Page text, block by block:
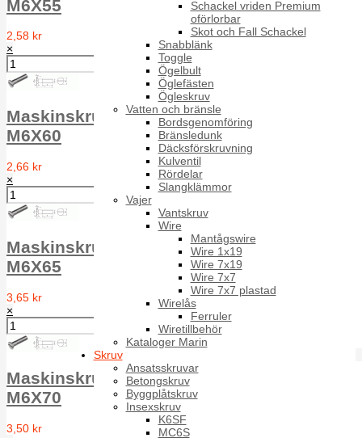
Schackel vriden Premium
oförlorbar
Skot och Fall Schackel
Snabblänk
Toggle
Ögelbult
Öglefästen
Ögleskruv
Vatten och bränsle
Bordsgenomföring
Bränsledunk
Däcksförskruvning
Kulventil
Rördelar
Slangklämmor
Vajer
Vantskruv
Wire
Mantågswire
Wire 1x19
Wire 7x19
Wire 7x7
Wire 7x7 plastad
Wirelås
Ferruler
Wiretillbehör
Kataloger Marin
Skruv
Ansatsskruvar
Betongskruv
Byggplåtskruv
Insexskruv
K6SF
MC6S
M6X55
2,58 kr
×
Maskinskruv försänkt MFS DIN 963 A2
M6X60
2,66 kr
×
Maskinskruv försänkt MFS DIN 963 A2
M6X65
3,65 kr
×
Maskinskruv försänkt MFS DIN 963 A2
M6X70
3,50 kr